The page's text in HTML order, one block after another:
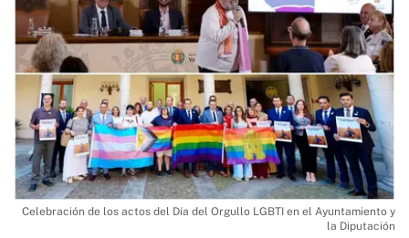
Celebración de los actos del Día del Orgullo LGBTI en el Ayuntamiento y
la Diputación